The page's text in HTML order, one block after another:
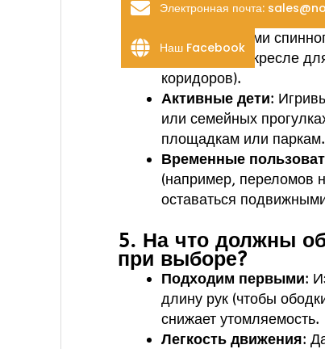
Дети школьного
повреждениями
нуждаются в кресле
коридоров).
Активные дети:
или семейных
площадкам или паркам.
Временные
(например, переломов
оставаться
5. На что должны
при выборе?
Подходим первыми:
длину рук (чтобы
снижает утомляемость.
Легкость движения:
Электронная почта:
Наш Facebook